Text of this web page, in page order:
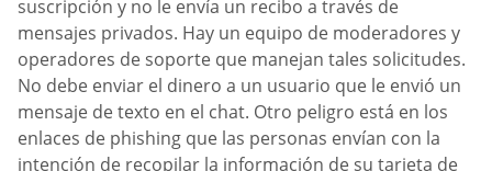
suscripción y no le envía un recibo a través de
mensajes privados. Hay un equipo de moderadores y
operadores de soporte que manejan tales solicitudes.
No debe enviar el dinero a un usuario que le envió un
mensaje de texto en el chat. Otro peligro está en los
enlaces de phishing que las personas envían con la
intención de recopilar la información de su tarjeta de